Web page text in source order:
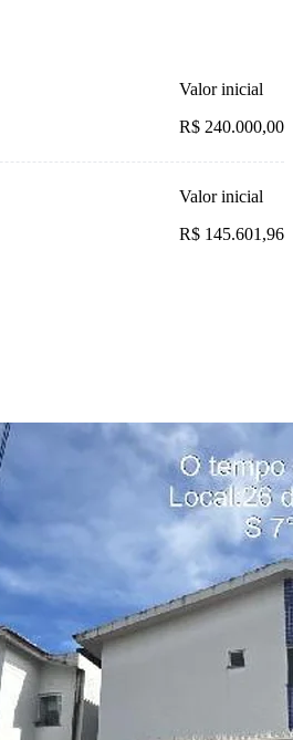
Valor inicial
R$ 240.000,00
Valor inicial
R$ 145.601,96